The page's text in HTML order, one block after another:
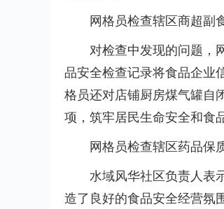
网格员检查辖区商超副
对检查中发现的问题，
品安全检查记录将食品企业
格员还对店铺厨房煤气罐自
项，筑牢居民生命安全和食
网格员检查辖区药品保
水域风华社区负责人表
造了良好的食品安全经营氛